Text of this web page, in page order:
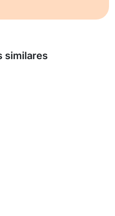
similares
más